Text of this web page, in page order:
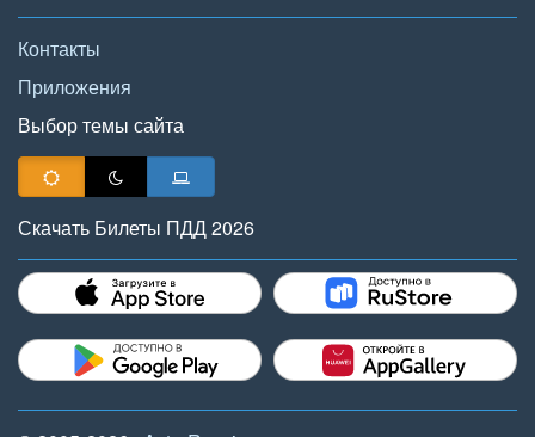
Контакты
Приложения
Выбор темы сайта
Скачать Билеты ПДД 2026